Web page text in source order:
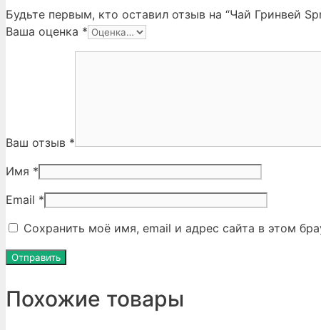
Будьте первым, кто оставил отзыв на “Чай Гринвей
Ваша оценка *
Ваш отзыв *
Имя *
Email *
Сохранить моё имя, email и адрес сайта в этом
Похожие товары